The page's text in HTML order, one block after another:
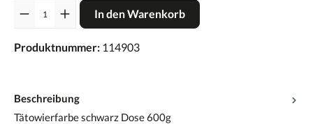
In den Warenkorb
Produktnummer: 114903
Beschreibung
Tätowierfarbe schwarz Dose 600g